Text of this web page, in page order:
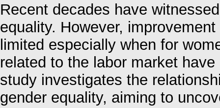
Recent decades have
equality. However,
limited especially when for
related to the labor market
study investigates the
gender equality, aiming to